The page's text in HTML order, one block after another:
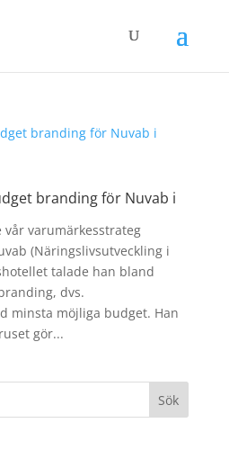
branding för Nuvab i
vår varumärkesstrateg
(Näringslivsutveckling i
talade han bland
dvs.
minsta möjliga budget. Han
gör...